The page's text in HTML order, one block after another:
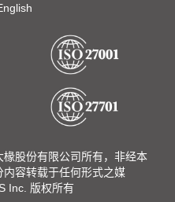
股份有限公司所有，非经本
容转载于任何形式之媒
Inc. 版权所有